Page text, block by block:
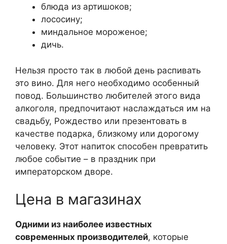
блюда из артишоков;
лососину;
миндальное мороженое;
дичь.
Нельзя просто так в любой день распивать
это вино. Для него необходимо особенный
повод. Большинство любителей этого вида
алкоголя, предпочитают наслаждаться им на
свадьбу, Рождество или презентовать в
качестве подарка, близкому или дорогому
человеку. Этот напиток способен превратить
любое событие – в праздник при
императорском дворе.
Цена в магазинах
Одними из наиболее известных
современных производителей, которые